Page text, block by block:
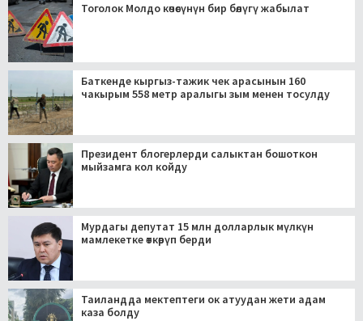
Тоголок Молдо көчөсүнүн бир бөлүгү жабылат
Баткенде кыргыз-тажик чек арасынын 160
чакырым 558 метр аралыгы зым менен тосулду
Президент блогерлерди салыктан бошоткон
мыйзамга кол койду
Мурдагы депутат 15 млн долларлык мүлкүн
мамлекетке өткөрүп берди
Таиландда мектептеги ок атуудан жети адам
каза болду